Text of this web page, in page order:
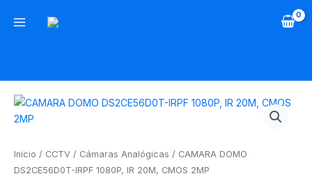
Inicio / CCTV / Cámaras Analógicas / CAMARA DOMO
DS2CE56D0T-IRPF 1080P, IR 20M, CMOS 2MP
CAMARA
DOMO
IRPF
1080P,